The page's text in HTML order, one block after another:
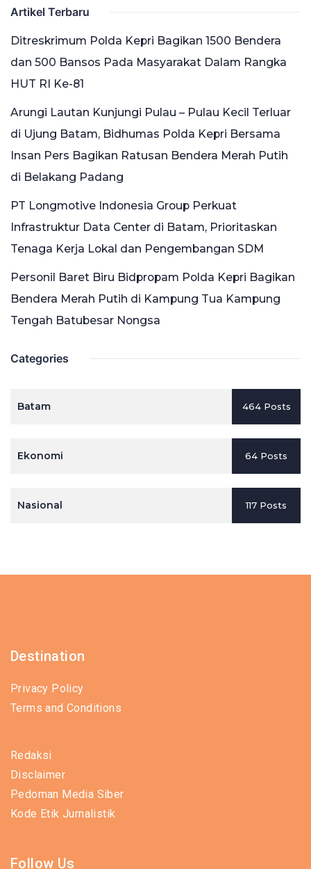
Artikel Terbaru
Ditreskrimum Polda Kepri Bagikan 1500 Bendera
dan 500 Bansos Pada Masyarakat Dalam Rangka
HUT RI Ke-81
Arungi Lautan Kunjungi Pulau – Pulau Kecil Terluar
di Ujung Batam, Bidhumas Polda Kepri Bersama
Insan Pers Bagikan Ratusan Bendera Merah Putih
di Belakang Padang
PT Longmotive Indonesia Group Perkuat
Infrastruktur Data Center di Batam, Prioritaskan
Tenaga Kerja Lokal dan Pengembangan SDM
Personil Baret Biru Bidpropam Polda Kepri Bagikan
Bendera Merah Putih di Kampung Tua Kampung
Tengah Batubesar Nongsa
Categories
Batam 464 Posts
Ekonomi 64 Posts
Nasional 117 Posts
Destination
Privacy Policy
Terms and Conditions
Redaksi
Disclaimer
Pedoman Media Siber
Kode Etik Jurnalistik
Follow Us